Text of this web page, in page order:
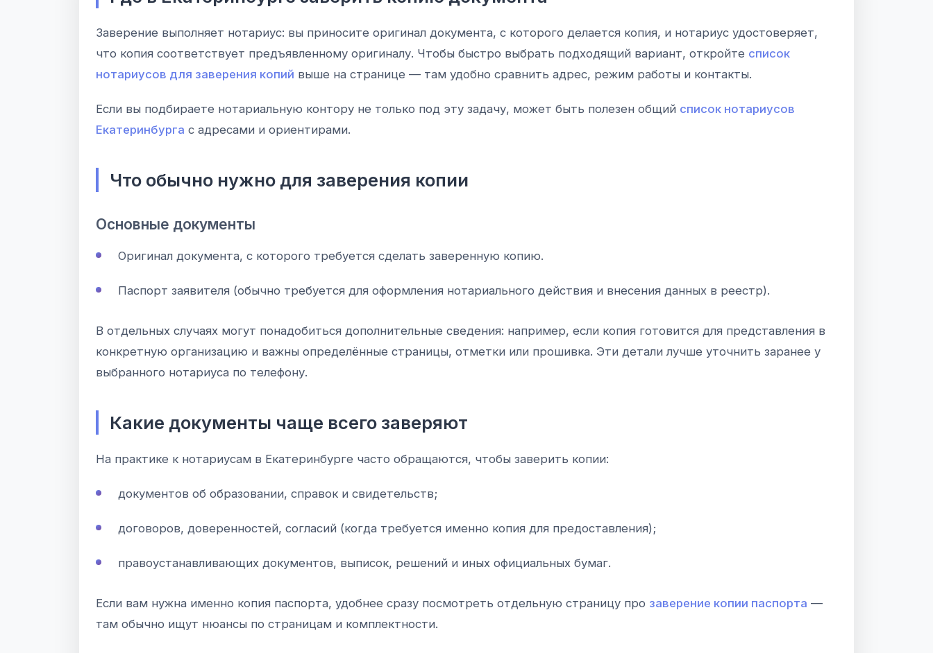
Заверение выполняет нотариус: вы приносите оригинал документа, с которого делается копия, и нотариус удостоверяет,
что копия соответствует предъявленному оригиналу. Чтобы быстро выбрать подходящий вариант, откройте список
нотариусов для заверения копий выше на странице — там удобно сравнить адрес, режим работы и контакты.
Если вы подбираете нотариальную контору не только под эту задачу, может быть полезен общий список нотариусов
Екатеринбурга с адресами и ориентирами.
Что обычно нужно для заверения копии
Основные документы
Оригинал документа, с которого требуется сделать заверенную копию.
Паспорт заявителя (обычно требуется для оформления нотариального действия и внесения данных в реестр).
В отдельных случаях могут понадобиться дополнительные сведения: например, если копия готовится для представления в
конкретную организацию и важны определённые страницы, отметки или прошивка. Эти детали лучше уточнить заранее у
выбранного нотариуса по телефону.
Какие документы чаще всего заверяют
На практике к нотариусам в Екатеринбурге часто обращаются, чтобы заверить копии:
документов об образовании, справок и свидетельств;
договоров, доверенностей, согласий (когда требуется именно копия для предоставления);
правоустанавливающих документов, выписок, решений и иных официальных бумаг.
Если вам нужна именно копия паспорта, удобнее сразу посмотреть отдельную страницу про заверение копии паспорта —
там обычно ищут нюансы по страницам и комплектности.